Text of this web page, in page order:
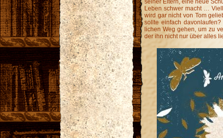
seiner Eltern, eine neue
Leben schwer macht …
wird gar nicht von Tom
sollte einfach
lichen Weg gehen, um zu
der ihn nicht nur über alles